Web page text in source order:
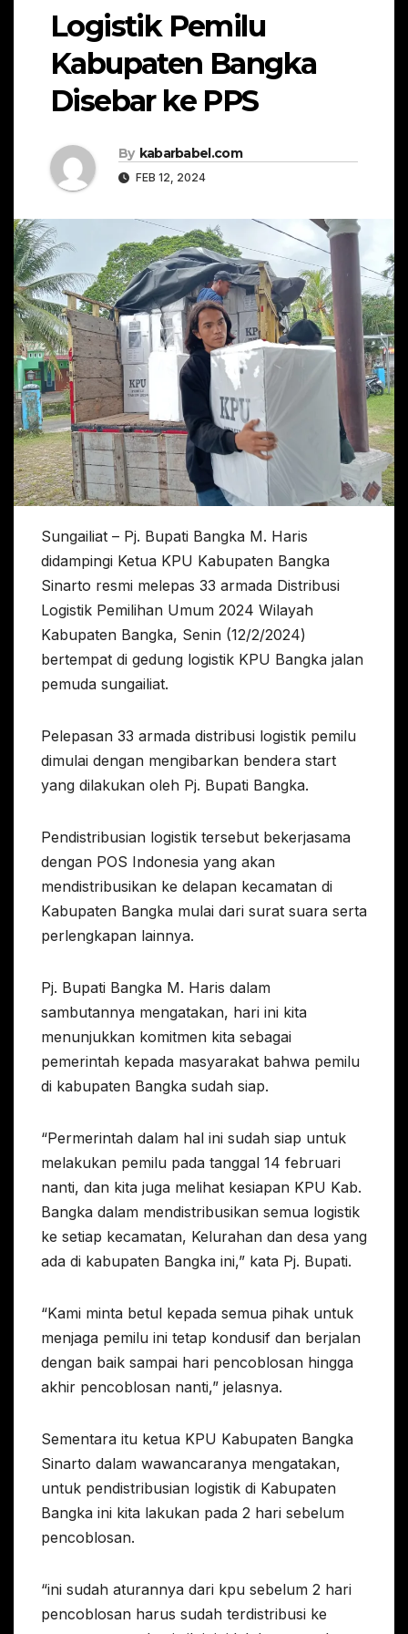
Logistik Pemilu
Kabupaten Bangka
Disebar ke PPS
By kabarbabel.com
FEB 12, 2024
Sungailiat – Pj. Bupati Bangka M. Haris
didampingi Ketua KPU Kabupaten Bangka
Sinarto resmi melepas 33 armada Distribusi
Logistik Pemilihan Umum 2024 Wilayah
Kabupaten Bangka, Senin (12/2/2024)
bertempat di gedung logistik KPU Bangka jalan
pemuda sungailiat.
Pelepasan 33 armada distribusi logistik pemilu
dimulai dengan mengibarkan bendera start
yang dilakukan oleh Pj. Bupati Bangka.
Pendistribusian logistik tersebut bekerjasama
dengan POS Indonesia yang akan
mendistribusikan ke delapan kecamatan di
Kabupaten Bangka mulai dari surat suara serta
perlengkapan lainnya.
Pj. Bupati Bangka M. Haris dalam
sambutannya mengatakan, hari ini kita
menunjukkan komitmen kita sebagai
pemerintah kepada masyarakat bahwa pemilu
di kabupaten Bangka sudah siap.
“Permerintah dalam hal ini sudah siap untuk
melakukan pemilu pada tanggal 14 februari
nanti, dan kita juga melihat kesiapan KPU Kab.
Bangka dalam mendistribusikan semua logistik
ke setiap kecamatan, Kelurahan dan desa yang
ada di kabupaten Bangka ini,” kata Pj. Bupati.
“Kami minta betul kepada semua pihak untuk
menjaga pemilu ini tetap kondusif dan berjalan
dengan baik sampai hari pencoblosan hingga
akhir pencoblosan nanti,” jelasnya.
Sementara itu ketua KPU Kabupaten Bangka
Sinarto dalam wawancaranya mengatakan,
untuk pendistribusian logistik di Kabupaten
Bangka ini kita lakukan pada 2 hari sebelum
pencoblosan.
“ini sudah aturannya dari kpu sebelum 2 hari
pencoblosan harus sudah terdistribusi ke